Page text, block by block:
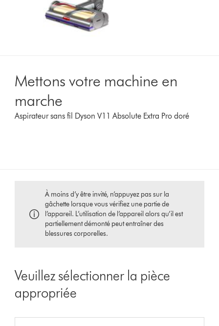
Mettons votre machine en
marche
Aspirateur sans fil Dyson V11 Absolute Extra Pro doré
À moins d’y être invité, n’appuyez pas sur la
gâchette lorsque vous vérifiez une partie de
l’appareil. L’utilisation de l’appareil alors qu’il est
partiellement démonté peut entraîner des
blessures corporelles.
Veuillez sélectionner la pièce
appropriée